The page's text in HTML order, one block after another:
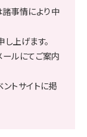
事情により中
上げます。
ルにてご案内
トサイトに掲